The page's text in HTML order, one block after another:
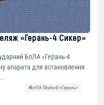
«Герань-4 Сикер»
БпЛА «Герань-4
апарата для встановлення
#БпЛА Shahed/«Герань»